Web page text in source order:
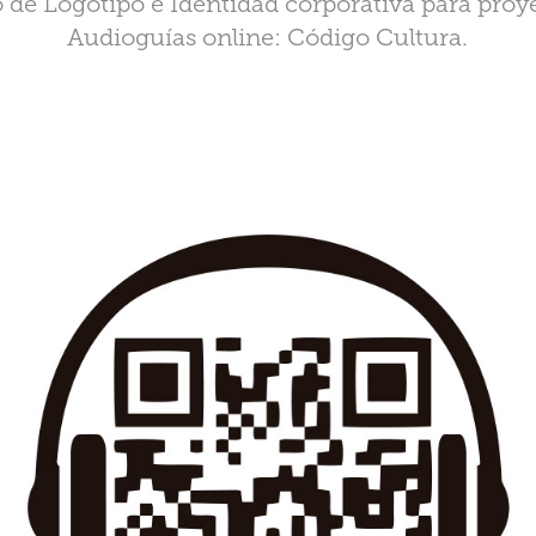
Audioguías online: Código Cultura.